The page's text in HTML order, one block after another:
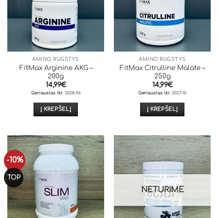
AMINO RŪGŠTYS
FitMax Arginine AKG –
200g
14,99€
Geriausias iki:2028-06
Į KREPŠELĮ
AMINO RŪGŠTYS
FitMax Citrulline Malate –
250g
14,99€
Geriausias iki: 2027-10
Į KREPŠELĮ
-10%
TOP
NETURIME